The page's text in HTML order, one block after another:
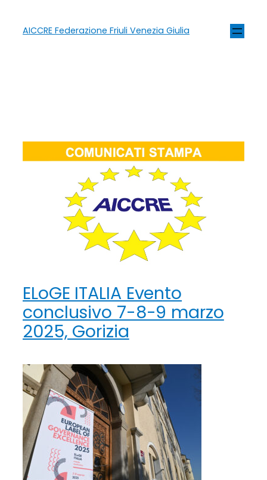
AICCRE Federazione Friuli Venezia Giulia
ELoGE ITALIA Evento
conclusivo 7-8-9 marzo
2025, Gorizia